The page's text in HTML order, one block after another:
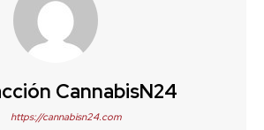
CannabisN24
https://cannabisn24.com